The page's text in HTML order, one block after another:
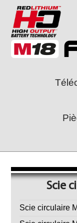
Scie
Scie circulaire